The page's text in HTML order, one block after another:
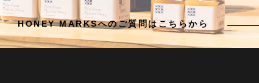
HONEY MARKSへのご質問はこちらから